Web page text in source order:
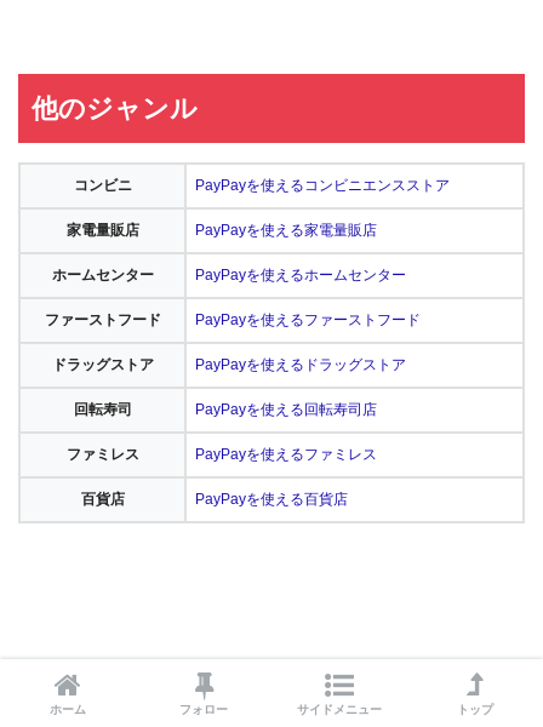
他のジャンル
コンビニ PayPayを使えるコンビニエンスストア
家電量販店 PayPayを使える家電量販店
ホームセンター PayPayを使えるホームセンター
ファーストフード PayPayを使えるファーストフード
ドラッグストア PayPayを使えるドラッグストア
回転寿司 PayPayを使える回転寿司店
ファミレス PayPayを使えるファミレス
百貨店 PayPayを使える百貨店
ホーム フォロー サイドメニュー トップ